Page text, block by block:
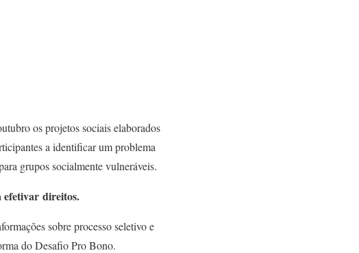
os projetos sociais elaborados
a identificar um problema
grupos socialmente vulneráveis.
efetivar direitos.
sobre processo seletivo e
do Desafio Pro Bono.